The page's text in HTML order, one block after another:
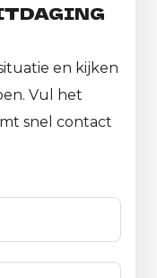
en kijken
Vul het
snel contact